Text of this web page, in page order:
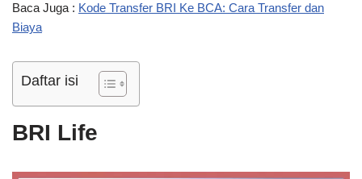
Baca Juga : Kode Transfer BRI Ke BCA: Cara Transfer dan
Biaya
Daftar isi
BRI Life